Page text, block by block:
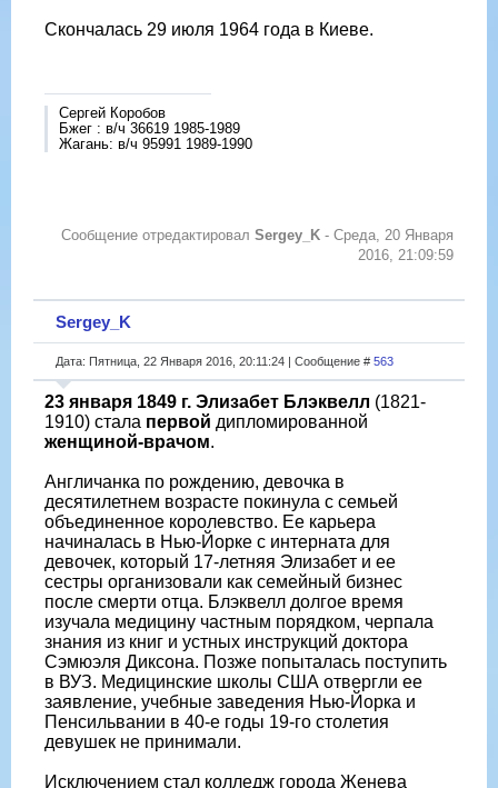
Скончалась 29 июля 1964 года в Киеве.
Сергей Коробов
Бжег : в/ч 36619 1985-1989
Жагань: в/ч 95991 1989-1990
Сообщение отредактировал Sergey_K - Среда, 20 Января
2016, 21:09:59
Sergey_K
Дата: Пятница, 22 Января 2016, 20:11:24 | Сообщение # 563
23 января 1849 г. Элизабет Блэквелл (1821-
1910) стала первой дипломированной
женщиной-врачом.
Англичанка по рождению, девочка в
десятилетнем возрасте покинула с семьей
объединенное королевство. Ее карьера
начиналась в Нью-Йорке с интерната для
девочек, который 17-летняя Элизабет и ее
сестры организовали как семейный бизнес
после смерти отца. Блэквелл долгое время
изучала медицину частным порядком, черпала
знания из книг и устных инструкций доктора
Сэмюэля Диксона. Позже попыталась поступить
в ВУЗ. Медицинские школы США отвергли ее
заявление, учебные заведения Нью-Йорка и
Пенсильвании в 40-е годы 19-го столетия
девушек не принимали.
Исключением стал колледж города Женева